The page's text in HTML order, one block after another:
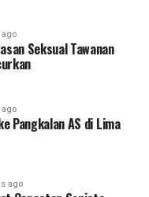
ago
Seksual Tawanan
Pangkalan AS di Lima
ago